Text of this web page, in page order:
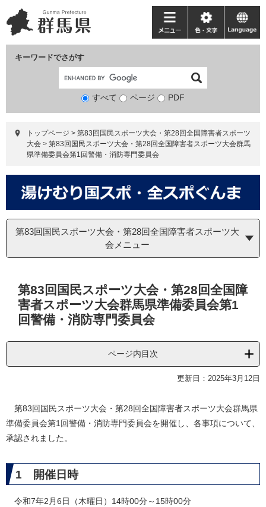
ー
ジ
ニ
ュ
て
キーワードでさがす
検
象
すべて ページ PDF
メ
ニ
ー
色・
文
language
トップページ > 第83回国民スポーツ大会・第28回全国障害者スポーツ
大会 > 第83回国民スポーツ大会・第28回全国障害者スポーツ大会群馬
県準備委員会第1回警備・消防専門委員会
第83回国民スポーツ大会・第28回全国障害者スポーツ大
会メニュー
第83回国民スポーツ大会・第28回全国障
害者スポーツ大会群馬県準備委員会第1
回警備・消防専門委員会
ページ内目次
更新日：2025年3月12日
第83回国民スポーツ大会・第28回全国障害者スポーツ大会群馬県
準備委員会第1回警備・消防専門委員会を開催し、各事項について、
承認されました。
1 開催日時
令和7年2月6日（木曜日）14時00分～15時00分